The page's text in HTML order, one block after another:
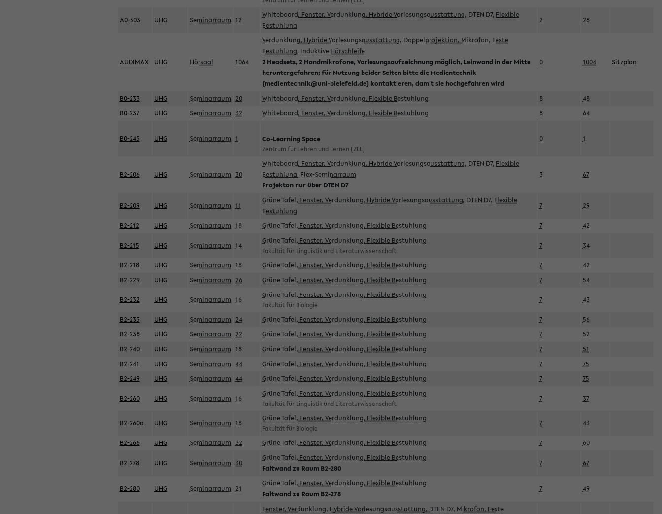
A0-503 UHG Seminarraum 12
Whiteboard, Fenster, Verdunklung, Hybride Vorlesungsausstattung, DTEN D7, Flexible
Bestuhlung
2 28
AUDIMAX UHG Hörsaal 1064
Verdunklung, Hybride Vorlesungsausstattung, Doppelprojektion, Mikrofon, Feste
Bestuhlung, Induktive Hörschleife
2 Headsets, 2 Handmikrofone, Vorlesungsaufzeichnung möglich, Leinwand in der Mitte
heruntergefahren; für Nutzung beider Seiten bitte die Medientechnik
(medientechnik@uni-bielefeld.de) kontaktieren, damit sie hochgefahren wird
0 1004 Sitzplan
B0-233 UHG Seminarraum 20 Whiteboard, Fenster, Verdunklung, Flexible Bestuhlung 8
48
B0-237
UHG Seminarraum 32 Whiteboard, Fenster, Verdunklung, Flexible Bestuhlung 8 64
B0-245 UHG Seminarraum 1 Co-Learning Space
Zentrum für Lehren und Lernen (ZLL)
0 1
B2-206 UHG Seminarraum 30
Whiteboard, Fenster, Verdunklung, Hybride Vorlesungsausstattung, DTEN D7, Flexible
Bestuhlung, Flex-Seminarraum
Projekton nur über DTEN D7
3 67
B2-209 UHG Seminarraum 11
Grüne Tafel, Fenster, Verdunklung, Hybride Vorlesungsausstattung, DTEN D7, Flexible
Bestuhlung
7 29
B2-212 UHG Seminarraum 18 Grüne Tafel, Fenster, Verdunklung, Flexible Bestuhlung 7 42
B2-215 UHG Seminarraum 14
Grüne Tafel, Fenster, Verdunklung, Flexible Bestuhlung
Fakultät für Linguistik und Literaturwissenschaft
7 34
B2-218 UHG Seminarraum 18 Grüne Tafel, Fenster, Verdunklung, Flexible Bestuhlung 7
42
B2-229
UHG Seminarraum 26 Grüne Tafel, Fenster, Verdunklung, Flexible Bestuhlung 7 54
B2-232 UHG Seminarraum 16
Grüne Tafel, Fenster, Verdunklung, Flexible Bestuhlung
Fakultät für Biologie
7 43
B2-235 UHG Seminarraum 24 Grüne Tafel, Fenster, Verdunklung, Flexible Bestuhlung 7
56
B2-238
UHG Seminarraum 22 Grüne Tafel, Fenster, Verdunklung, Flexible Bestuhlung 7
52
B2-240
UHG Seminarraum 18 Grüne Tafel, Fenster, Verdunklung, Flexible Bestuhlung 7
51
B2-241
UHG Seminarraum 44 Grüne Tafel, Fenster, Verdunklung, Flexible Bestuhlung 7
75
B2-249
UHG Seminarraum 44 Grüne Tafel, Fenster, Verdunklung, Flexible Bestuhlung 7 75
B2-260 UHG Seminarraum 16
Grüne Tafel, Fenster, Verdunklung, Flexible Bestuhlung
Fakultät für Linguistik und Literaturwissenschaft
7 37
B2-260a UHG Seminarraum 18
Grüne Tafel, Fenster, Verdunklung, Flexible Bestuhlung
Fakultät für Biologie
7 43
B2-266 UHG Seminarraum 32 Grüne Tafel, Fenster, Verdunklung, Flexible Bestuhlung 7 60
B2-278 UHG Seminarraum 30
Grüne Tafel, Fenster, Verdunklung, Flexible Bestuhlung
Faltwand zu Raum B2-280
7 67
B2-280 UHG Seminarraum 21
Grüne Tafel, Fenster, Verdunklung, Flexible Bestuhlung
Faltwand zu Raum B2-278
7 49
Fenster, Verdunklung, Hybride Vorlesungsausstattung, DTEN D7, Mikrofon, Feste